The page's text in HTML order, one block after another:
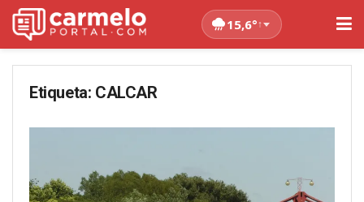
15,6°↑
Etiqueta: CALCAR